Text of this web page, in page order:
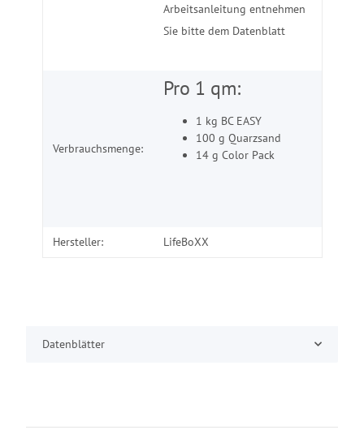
Arbeitsanleitung entnehmen
Sie bitte dem Datenblatt
Verbrauchsmenge:
Pro 1 qm:
1 kg BC EASY
100 g Quarzsand
14 g Color Pack
Hersteller: LifeBoXX
Datenblätter